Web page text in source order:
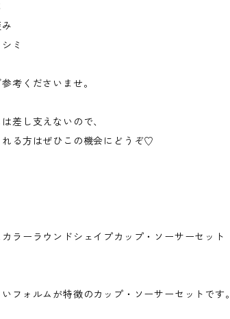
ミ
考くださいませ。
差し支えないので、
れる方はぜひこの機会にどうぞ♡
カラーラウンドシェイプカップ・ソーサーセット
フォルムが特徴のカップ・ソーサーセットです。